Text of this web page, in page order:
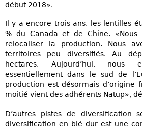
début 2018».
Il y a encore trois ans, les lentilles
% du Canada et de Chine.
relocaliser la production. Nous
territoires peu diversifiés. Au
hectares. Aujourd’hui, nous
essentiellement dans le sud de
production est désormais d’origine
moitié vient des adhérents Natup»,
D’autres pistes de diversification
diversification en blé dur est une